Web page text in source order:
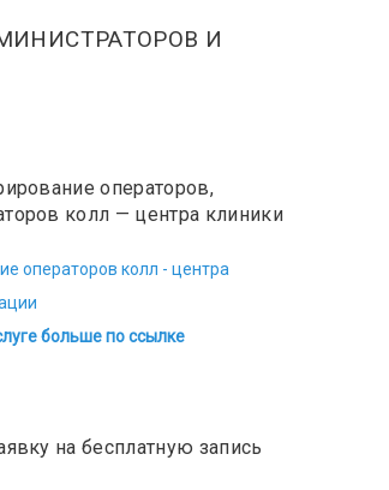
И
операторов,
колл — центра клиники
больше по ссылке
на бесплатную запись